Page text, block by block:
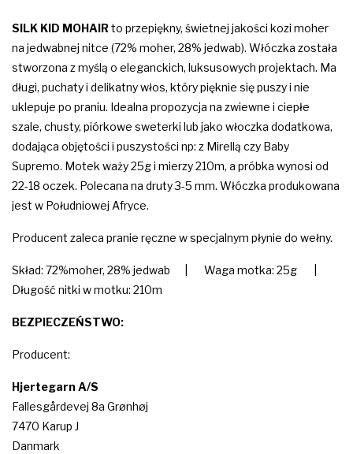
SILK KID MOHAIRto przepiękny, świetnej jakości kozi moher
na jedwabnej nitce (72% moher, 28% jedwab). Włóczka została
stworzona z myślą o eleganckich, luksusowych projektach. Ma
długi, puchaty i delikatny włos, który pięknie się puszy i nie
uklepuje po praniu. Idealna propozycja na zwiewne i ciepłe
szale, chusty, piórkowe sweterki lub jako włoczka dodatkowa,
dodająca objętości i puszystości np: z Mirellą czy Baby
Supremo. Motek waży 25g i mierzy 210m, a próbka wynosi od
22-18 oczek. Polecana na druty 3-5 mm. Włóczka produkowana
jest w Południowej Afryce.
Producent zaleca pranie ręczne w specjalnym płynie do wełny.
Skład: 72%moher, 28% jedwab | Waga motka: 25g |
Długość nitki w motku: 210m
BEZPIECZEŃSTWO:
Producent:
Hjertegarn A/S
Fallesgårdevej 8a Grønhøj
7470 Karup J
Danmark